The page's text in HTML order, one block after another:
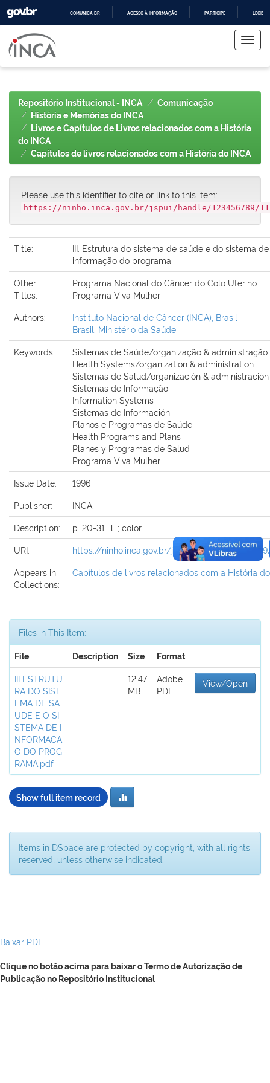
COMUNICA BR ACESSO À INFORMAÇÃO PARTICIPE
navigation
Repositório Institucional - INCA
Comunicação
História e Memórias do INCA
Livros e Capítulos de Livros relacionados com a História
do INCA
Capítulos de livros relacionados com a História do INCA
Please use this identifier to cite or link to this item:
https://ninho.inca.gov.br/jspui/handle/123456789/
Title:
III. Estrutura do sistema de saúde e do sistema de
informação do programa
Other
Titles:
Programa Nacional do Câncer do Colo Uterino:
Programa Viva Mulher
Authors:
Instituto Nacional de Câncer (INCA), Brasil
Brasil. Ministério da Saúde
Keywords:
Sistemas de Saúde/organização & administração
Health Systems/organization & administration
Sistemas de Salud/organización & administración
Sistemas de Informação
Information Systems
Sistemas de Información
Planos e Programas de Saúde
Health Programs and Plans
Planes y Programas de Salud
Programa Viva Mulher
Issue Date:
1996
Publisher:
INCA
Description:
p. 20-31. il. ; color.
URI:
https://ninho.inca.gov.br/jspui/handle/
Appears in
Collections:
Capítulos de livros relacionados com a História
Files in This Item:
File Description Size Format
III ESTRUTU
RA DO SIST
EMA DE SA
UDE E O SI
STEMA DE I
NFORMACA
O DO PROG
RAMA.pdf
12.47
MB
Adobe
PDF
View/Open
Show full item record
Items in DSpace are protected by copyright, with all rights
reserved, unless otherwise indicated.
Baixar PDF
Clique no botão acima para baixar o Termo de Autorização de
Publicação no Repositório Institucional